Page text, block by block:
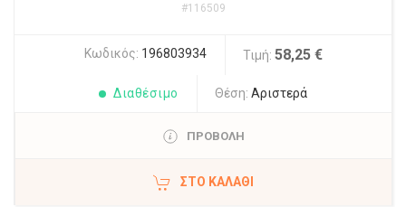
#116509
Κωδικός: 196803934 Τιμή: 58,25 €
Διαθέσιμο Θέση: Αριστερά
ΠΡΟΒΟΛΗ
ΣΤΟ ΚΑΛΆΘΙ